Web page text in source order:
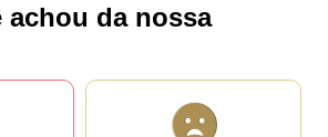
achou da nossa